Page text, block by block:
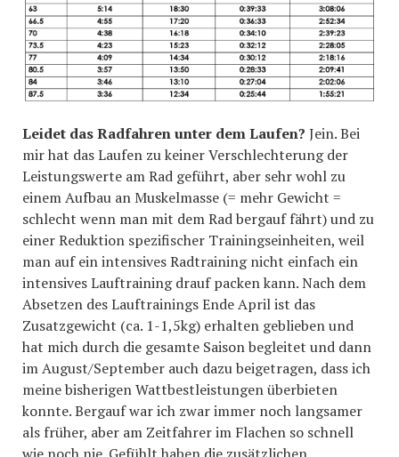
Leidet das Radfahren unter dem Laufen? Jein. Bei
mir hat das Laufen zu keiner Verschlechterung der
Leistungswerte am Rad geführt, aber sehr wohl zu
einem Aufbau an Muskelmasse (= mehr Gewicht =
schlecht wenn man mit dem Rad bergauf fährt) und zu
einer Reduktion spezifischer Trainingseinheiten, weil
man auf ein intensives Radtraining nicht einfach ein
intensives Lauftraining drauf packen kann. Nach dem
Absetzen des Lauftrainings Ende April ist das
Zusatzgewicht (ca. 1-1,5kg) erhalten geblieben und
hat mich durch die gesamte Saison begleitet und dann
im August/September auch dazu beigetragen, dass ich
meine bisherigen Wattbestleistungen überbieten
konnte. Bergauf war ich zwar immer noch langsamer
als früher, aber am Zeitfahrer im Flachen so schnell